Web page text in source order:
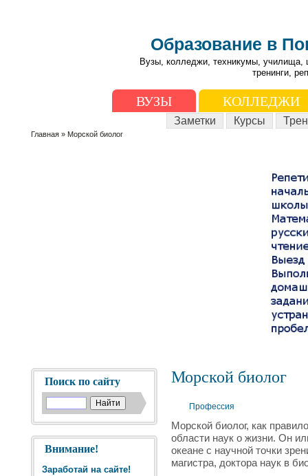
Образование в
Вузы, колледжи, техникумы,
тренинги,
ВУЗЫ КОЛЛЕДЖИ
Заметки Курсы
Главная » Морской биолог
Морской биолог
Профессия
Морской биолог, как
области наук о жизни. Он
океане с научной точки
магистра, доктора наук в
Поиск по сайту
Внимание!
Заработай на сайте!